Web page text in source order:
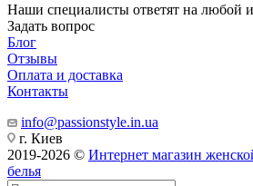
Наши специалисты ответят на любой
Задать вопрос
Блог
Отзывы
Оплата и доставка
Контакты
info@passionstyle.in.ua
г. Киев
2019-2026 © Интернет магазин
белья